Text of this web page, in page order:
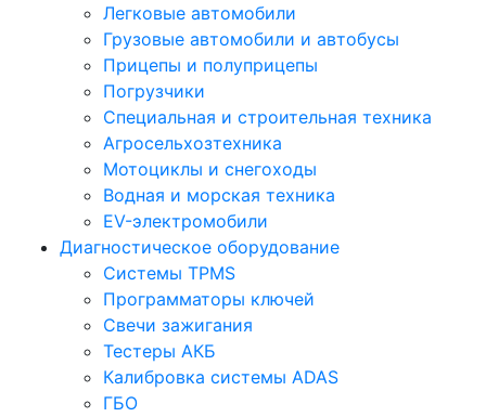
Легковые автомобили
Грузовые автомобили и автобусы
Прицепы и полуприцепы
Погрузчики
Специальная и строительная техника
Агросельхозтехника
Мотоциклы и снегоходы
Водная и морская техника
EV-электромобили
Диагностическое оборудование
Системы TPMS
Программаторы ключей
Свечи зажигания
Тестеры АКБ
Калибровка системы ADAS
ГБО